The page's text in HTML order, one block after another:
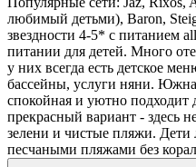
любимый детьми), Baron,
звездности 4-5* с питанием
питании для детей. Много
у них всегда есть детское
бассейны, услуги няни.
спокойная и уютно подходит
прекрасный вариант - здесь
зелени и чистые пляжи. Дети
песчаными пляжами без